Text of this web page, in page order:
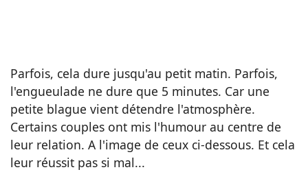
Parfois, cela dure jusqu'au petit matin. Parfois,
l'engueulade ne dure que 5 minutes. Car une
petite blague vient détendre l'atmosphère.
Certains couples ont mis l'humour au centre de
leur relation. A l'image de ceux ci-dessous. Et cela
leur réussit pas si mal...